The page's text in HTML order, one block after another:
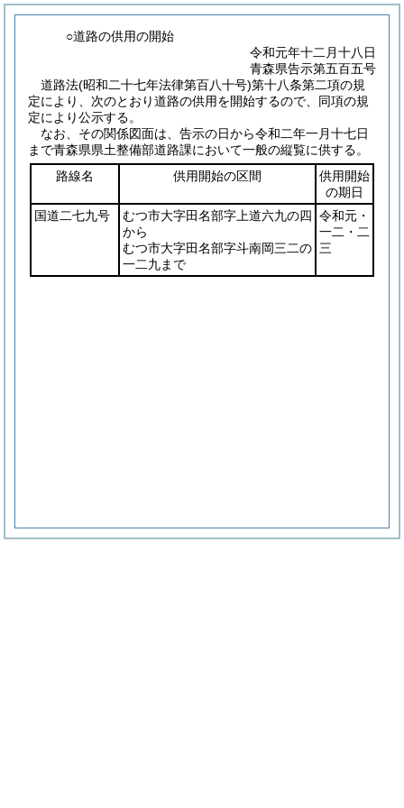
○道路の供用の開始
令和元年十二月十八日
青森県告示第五百五号
道路法(昭和二十七年法律第百八十号)第十八条第二項の規
定により、次のとおり道路の供用を開始するので、同項の規
定により公示する。
なお、その関係図面は、告示の日から令和二年一月十七日
まで青森県県土整備部道路課において一般の縦覧に供する。
路線名
供用開始の区間
供用開始
の期日
国道二七九号
むつ市大字田名部字上道六九の四
から
むつ市大字田名部字斗南岡三二の
一二九まで
令和元・
一二・二
三